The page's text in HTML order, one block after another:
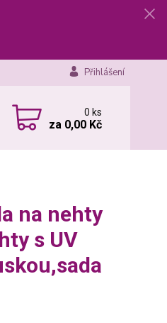
Přihlášení
0ks
za 0,00 Kč
na nehty
s UV